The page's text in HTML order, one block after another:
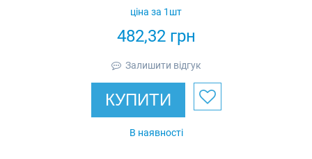
90° для лотка 400
мм,
482,32грн
ціна за 1шт
Залишити відгук
КУПИТИ
В наявності